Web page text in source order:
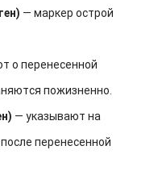
— маркер острой
о перенесенной
пожизненно.
— указывают на
перенесенной